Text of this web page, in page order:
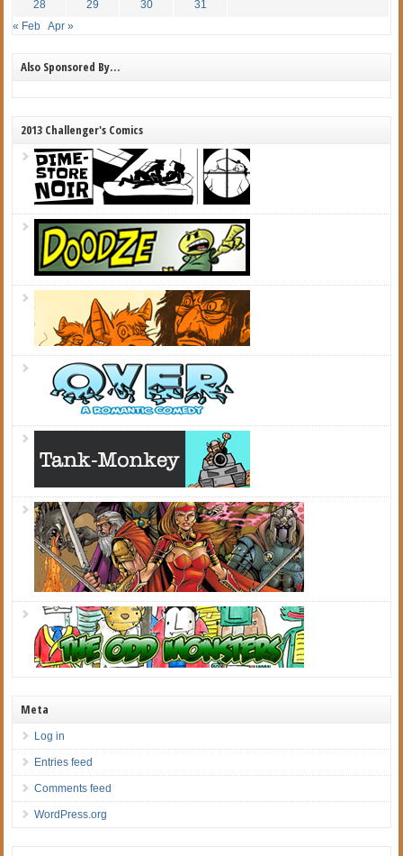
28 29 30
31
« Feb
Apr »
Also Sponsored By…
2013 Challenger's Comics
Meta
Log in
Entries feed
Comments feed
WordPress.org